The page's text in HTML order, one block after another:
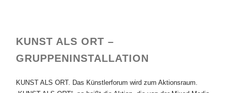
KUNST ALS ORT –
GRUPPENINSTALLATION
KUNST ALS ORT. Das Künstlerforum wird zum Aktionsraum.